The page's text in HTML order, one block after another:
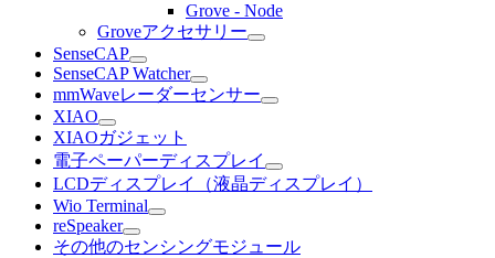
Grove - Node
Groveアクセサリー
SenseCAP
SenseCAP Watcher
mmWaveレーダーセンサー
XIAO
XIAOガジェット
電子ペーパーディスプレイ
LCDディスプレイ（液晶ディスプレイ）
Wio Terminal
reSpeaker
その他のセンシングモジュール